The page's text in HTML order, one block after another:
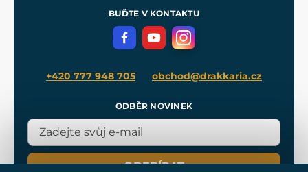
Meče pro Kingdom Come
BUĎTE V KONTAKTU
+420 777 948 705 obchod@drakkaria.cz
ODBĚR NOVINEK
ODEBÍRAT